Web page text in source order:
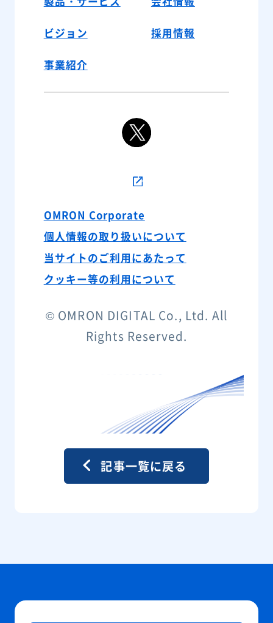
事業紹介
ビジョン 採用情報
OMRON Corporate
個人情報の取り扱いについて
当サイトのご利用にあたって
クッキー等の利用について
© OMRON DIGITAL Co., Ltd. All
Rights Reserved.
記事一覧に戻る